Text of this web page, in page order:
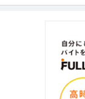
員）
株式会社学研ココファ
【職種】サービス＞
育 ※会員属性などに応